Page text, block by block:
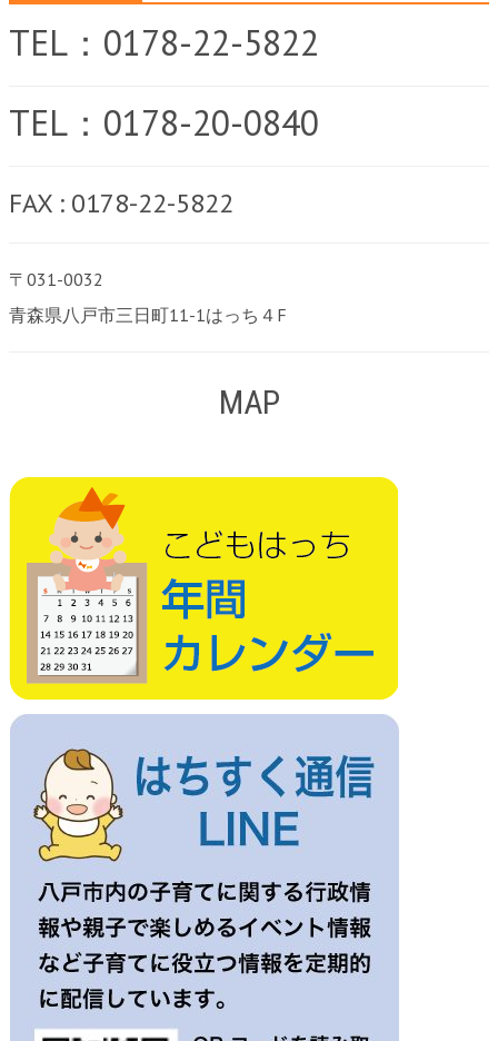
TEL：0178-22-5822
TEL：0178-20-0840
FAX : 0178-22-5822
〒031-0032
青森県八戸市三日町11-1はっち４F
MAP